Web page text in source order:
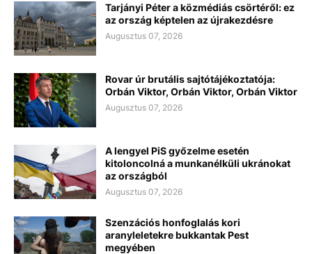
Tarjányi Péter a közmédiás csörtéről: ez
az ország képtelen az újrakezdésre
Augusztus 07, 2026
Rovar úr brutális sajtótájékoztatója:
Orbán Viktor, Orbán Viktor, Orbán Viktor
Augusztus 07, 2026
A lengyel PiS győzelme esetén
kitoloncolná a munkanélküli ukránokat
az országból
Augusztus 07, 2026
Szenzációs honfoglalás kori
aranyleletekre bukkantak Pest
megyében